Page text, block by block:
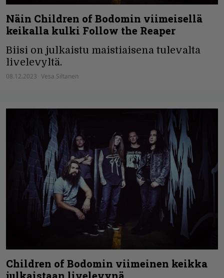
Näin Children of Bodomin viimeisellä
keikalla kulki Follow the Reaper
Biisi on julkaistu maistiaisena tulevalta
livelevyltä.
08.12.2023 Vesa Siltanen
Children of Bodomin viimeinen keikka